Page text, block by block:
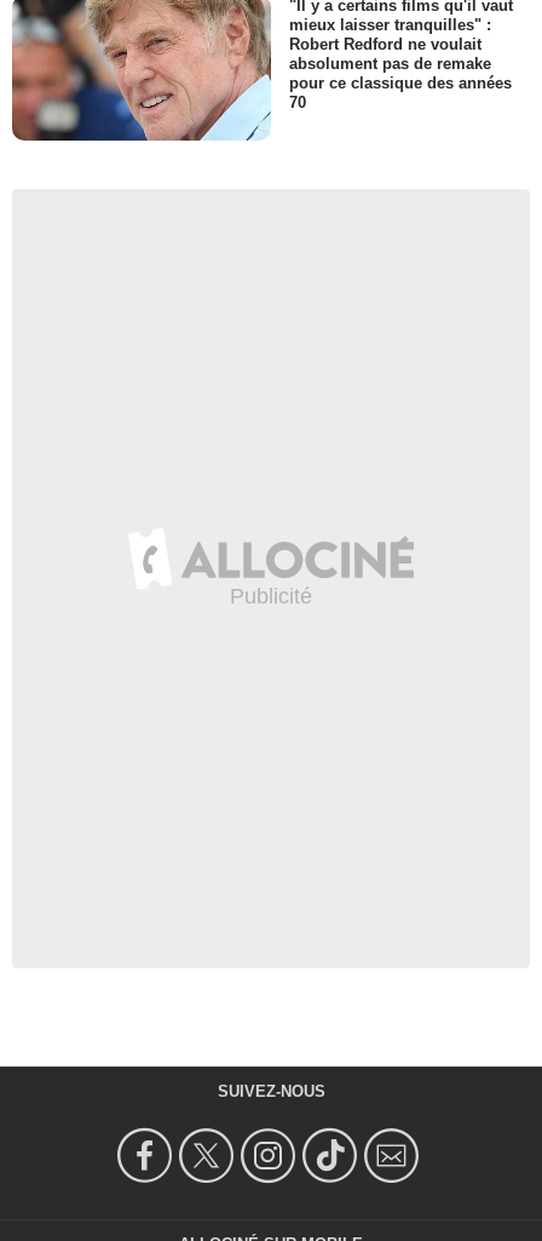
"Il y a certains films qu'il vaut
mieux laisser tranquilles" :
Robert Redford ne voulait
absolument pas de remake
pour ce classique des années
70
SUIVEZ-NOUS